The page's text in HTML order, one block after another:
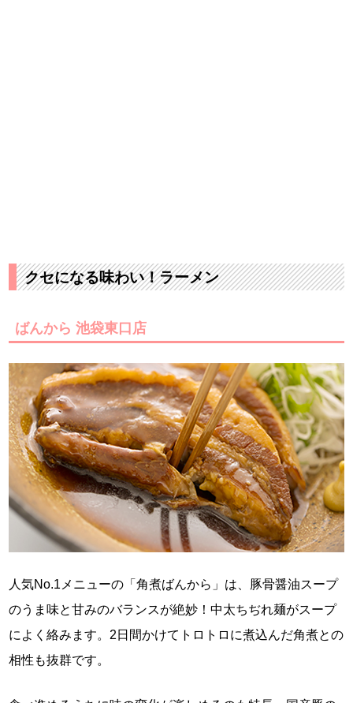
クセになる味わい！ラーメン
ばんから 池袋東口店
人気No.1メニューの「角煮ばんから」は、豚骨醤油スープ
のうま味と甘みのバランスが絶妙！中太ちぢれ麺がスープ
によく絡みます。2日間かけてトロトロに煮込んだ角煮との
相性も抜群です。